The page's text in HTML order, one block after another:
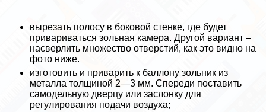
вырезать полосу в боковой стенке, где будет
привариваться зольная камера. Другой вариант –
насверлить множество отверстий, как это видно на
фото ниже.
изготовить и приварить к баллону зольник из
металла толщиной 2—3 мм. Спереди поставить
самодельную дверцу или заслонку для
регулирования подачи воздуха;